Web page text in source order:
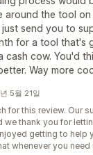
around the tool on
just send you to
for a tool that's
cash cow. You'd
Way more
5월 21일
for this review. Our
we thank you for
getting to help
whenever you need